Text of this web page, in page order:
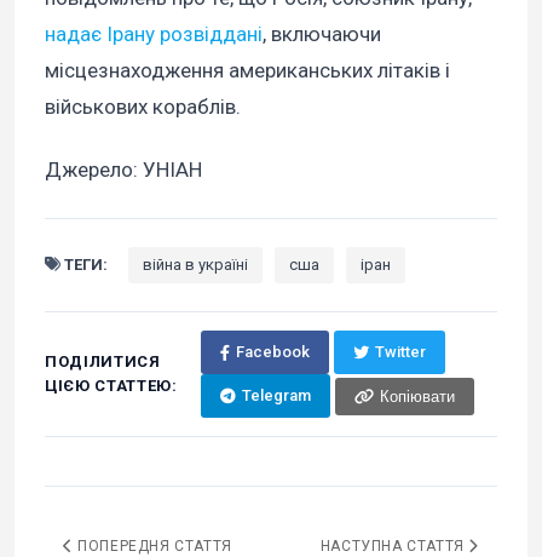
надає Ірану розвіддані, включаючи
місцезнаходження американських літаків і
військових кораблів.
Джерело: УНІАН
ТЕГИ: війна в україні сша іран
ПОДІЛИТИСЯ
ЦІЄЮ СТАТТЕЮ:
Facebook Twitter
Telegram Копіювати
ПОПЕРЕДНЯ СТАТТЯ НАСТУПНА СТАТТЯ